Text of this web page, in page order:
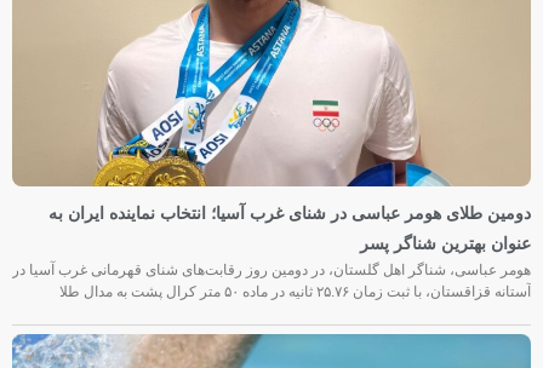
دومین طلای هومر عباسی در شنای غرب آسیا؛ انتخاب نماینده ایران به
عنوان بهترین شناگر پسر
هومر عباسی، شناگر اهل گلستان، در دومین روز رقابت‌های شنای قهرمانی غرب آسیا در
آستانه قزاقستان، با ثبت زمان ۲۵.۷۶ ثانیه در ماده ۵۰ متر کرال پشت به مدال طلا